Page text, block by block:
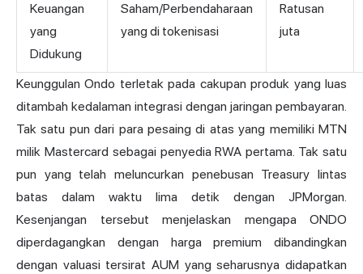
Keuangan
yang
Didukung
Saham/Perbendaharaan
yang di tokenisasi
Ratusan
juta
Keunggulan Ondo terletak pada cakupan produk yang luas
ditambah kedalaman integrasi dengan jaringan pembayaran.
Tak satu pun dari para pesaing di atas yang memiliki MTN
milik Mastercard sebagai penyedia RWA pertama. Tak satu
pun yang telah meluncurkan penebusan Treasury lintas
batas dalam waktu lima detik dengan JPMorgan.
Kesenjangan tersebut menjelaskan mengapa ONDO
diperdagangkan dengan harga premium dibandingkan
dengan valuasi tersirat AUM yang seharusnya didapatkan